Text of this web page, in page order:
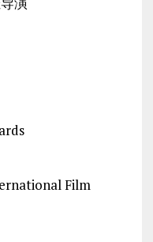
Film